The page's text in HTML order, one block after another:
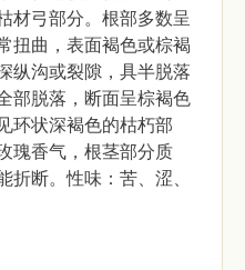
材弓部分。根部多数呈
扭曲，表面褐色或棕褐
纵沟或裂隙，具半脱落
部脱落，断面呈棕褐色
环状深褐色的枯朽部
瑰香气，根茎部分质
断。性味：苦、涩、